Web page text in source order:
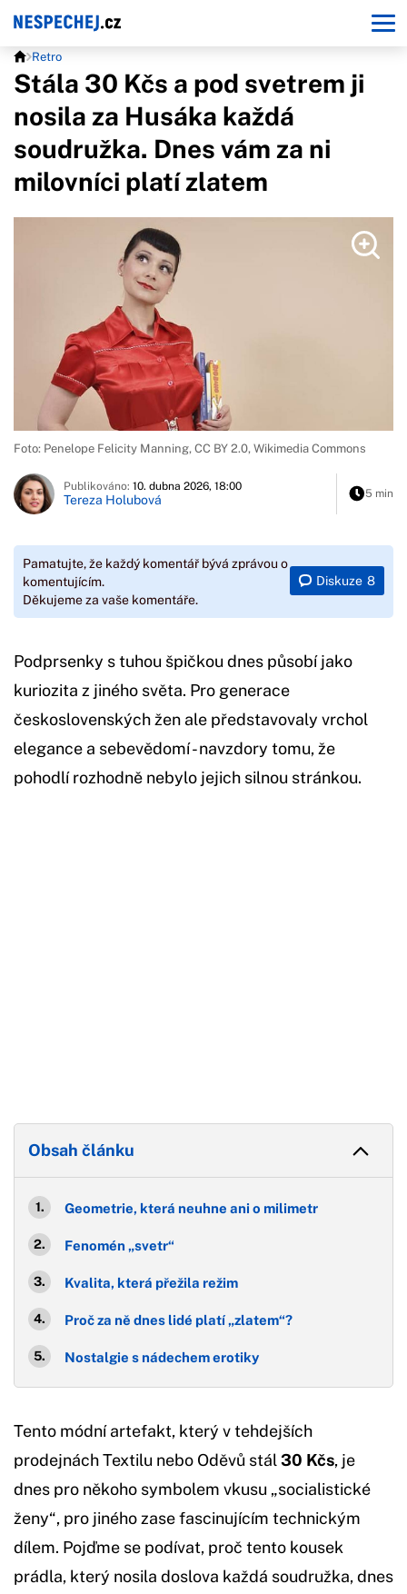
Retro
Stála 30 Kčs a pod svetrem ji
nosila za Husáka každá
soudružka. Dnes vám za ni
milovníci platí zlatem
Foto: Penelope Felicity Manning, CC BY 2.0, Wikimedia Commons
Publikováno: 10. dubna 2026, 18:00
Tereza Holubová 5 min
Pamatujte, že každý komentář bývá zprávou o
komentujícím.
Děkujeme za vaše komentáře.
Diskuze 8
Podprsenky s tuhou špičkou dnes působí jako
kuriozita z jiného světa. Pro generace
československých žen ale představovaly vrchol
elegance a sebevědomí - navzdory tomu, že
pohodlí rozhodně nebylo jejich silnou stránkou.
Obsah článku
Geometrie, která neuhne ani o milimetr
Fenomén „svetr“
Kvalita, která přežila režim
Proč za ně dnes lidé platí „zlatem“?
Nostalgie s nádechem erotiky
Tento módní artefakt, který v tehdejších
prodejnách Textilu nebo Oděvů stál 30 Kčs, je
dnes pro někoho symbolem vkusu „socialistické
ženy“, pro jiného zase fascinujícím technickým
dílem. Pojďme se podívat, proč tento kousek
prádla, který nosila doslova každá soudružka, dnes